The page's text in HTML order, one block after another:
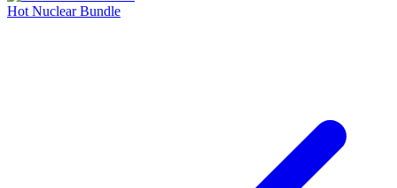
Hot Nuclear Bundle